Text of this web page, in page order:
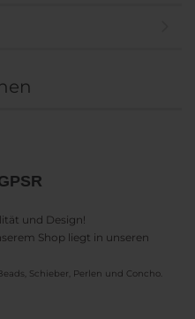
und Design!
Shop liegt in unseren
Schieber, Perlen und Concho.